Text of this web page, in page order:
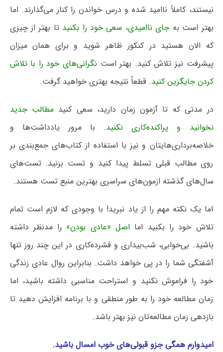
نیستند، کاملاً ناامید شده و درس خواندن را کنار می‌گذارند. اما
بهتر است به جای ناامیدی، سعی خود را بکنید تا بهتر از چیزی
که الان هستید در کنکور ظاهر شوید و برای همان میزان
پیشرفت نیز تلاش کنید. بهتر است نگرانی‌های خود را با تلاش
کردن جایگزین کنید. قطعاً نتیجه بهتری خواهید گرفت.
در مدتی که تا آزمون زمان دارید، سعی کنیدمطالب جدید
نخوانید و پراکنده‌کاری نکنید. با مرور یادداشت‌ها و
خلاصه‌برداری‌هایتان و نیز با استفاده از کتاب‌های جمع‌بندی بر
روی مطالب قبلی تسلط پیدا کنید و تست بزنید. تست‌های
سال‌های گذشته ازمون‌های سراسری بهترین منبع تست هستند.
اما یک نکته مهم را از یاد نبرید! با وجودی که لازم است تمام
تلاش خود را بکنید اما اصل «عادی بودن» را مدنظر داشته
باشید. بی‌خوابی، شب‌بیداری و فشرده‌کاری در این چند روز تنها
آشفتگی شما را در پی خواهد داشت. بنابراین روال عادی زندگی
خود را فراموش نکنید و استراحت مناسبی داشته باشید، اما
زمان مطالعه خود را به طور منطقی و با برنامه افزایش دهید تا
بازدهی زمان مطالعه‌تان نیز بهتر باشد.
امیدوارم همگی جزو قبولی‌های خوب امسال باشید.